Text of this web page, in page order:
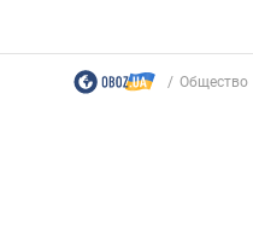
Общество